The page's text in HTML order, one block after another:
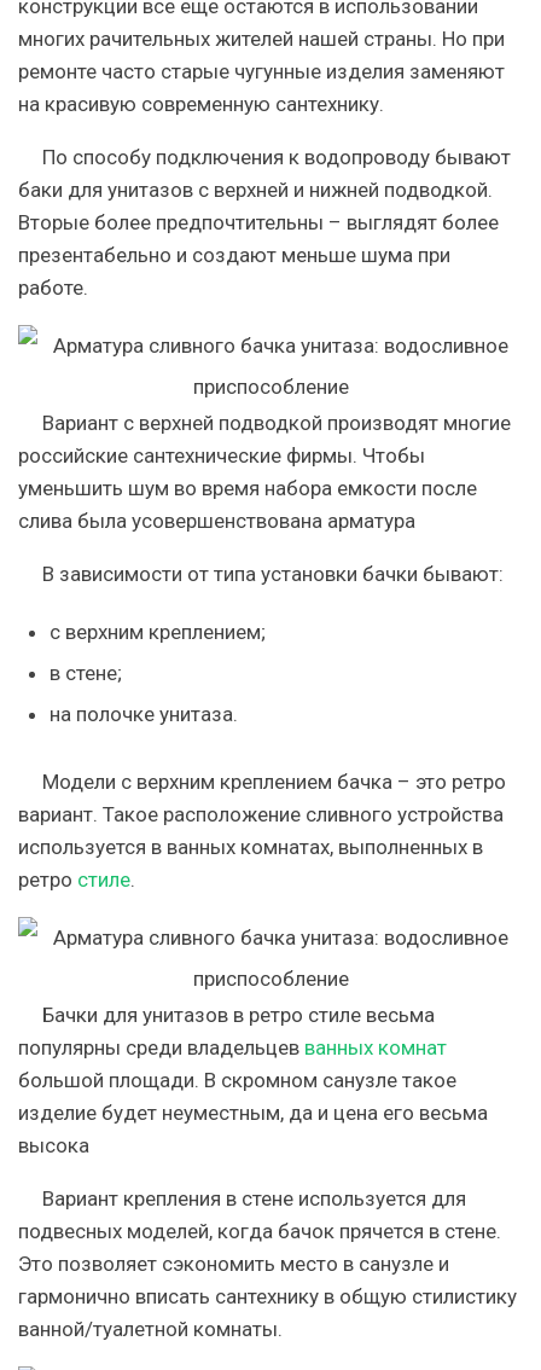
конструкции все еще остаются в использовании
многих рачительных жителей нашей страны. Но при
ремонте часто старые чугунные изделия заменяют
на красивую современную сантехнику.
По способу подключения к водопроводу бывают
баки для унитазов с верхней и нижней подводкой.
Вторые более предпочтительны – выглядят более
презентабельно и создают меньше шума при
работе.
Вариант с верхней подводкой производят многие
российские сантехнические фирмы. Чтобы
уменьшить шум во время набора емкости после
слива была усовершенствована арматура
В зависимости от типа установки бачки бывают:
с верхним креплением;
в стене;
на полочке унитаза.
Модели с верхним креплением бачка – это ретро
вариант. Такое расположение сливного устройства
используется в ванных комнатах, выполненных в
ретро стиле.
Бачки для унитазов в ретро стиле весьма
популярны среди владельцев ванных комнат
большой площади. В скромном санузле такое
изделие будет неуместным, да и цена его весьма
высока
Вариант крепления в стене используется для
подвесных моделей, когда бачок прячется в стене.
Это позволяет сэкономить место в санузле и
гармонично вписать сантехнику в общую стилистику
ванной/туалетной комнаты.